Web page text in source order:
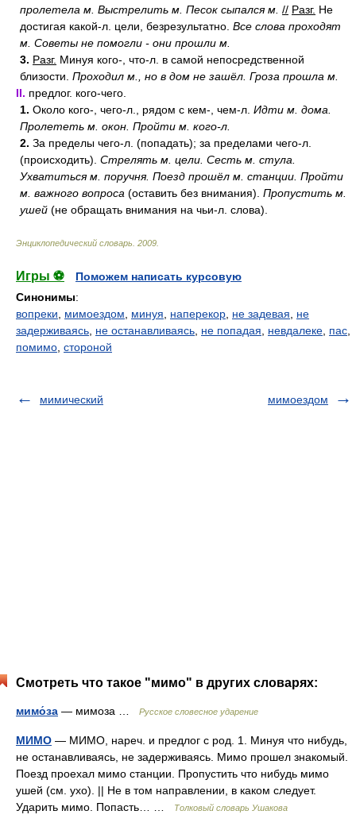
пролетела м. Выстрелить м. Песок сыпался м. // Разг. Не
достигая какой-л. цели, безрезультатно. Все слова проходят
м. Советы не помогли - они прошли м.
3. Разг. Минуя кого-, что-л. в самой непосредственной
близости. Проходил м., но в дом не зашёл. Гроза прошла м.
II. предлог. кого-чего.
1. Около кого-, чего-л., рядом с кем-, чем-л. Идти м. дома.
Пролететь м. окон. Пройти м. кого-л.
2. За пределы чего-л. (попадать); за пределами чего-л.
(происходить). Стрелять м. цели. Сесть м. стула.
Ухватиться м. поручня. Поезд прошёл м. станции. Пройти
м. важного вопроса (оставить без внимания). Пропустить м.
ушей (не обращать внимания на чьи-л. слова).
Энциклопедический словарь 2009
Игры ⚽
Поможем написать курсовую
Синонимы:
вопреки
мимоездом минуя наперекор не задевая
не
задерживаясь не останавливаясь не попадая невдалеке пас
помимо стороной
мимический мимоездом
Смотреть что такое "мимо" в других словарях:
мимо́за — мимоза … Русское словесное ударение
МИМО — МИМО, нареч. и предлог с род. 1. Минуя что нибудь,
не останавливаясь, не задерживаясь. Мимо прошел знакомый.
Поезд проехал мимо станции. Пропустить что нибудь мимо
ушей (см. ухо). || Не в том направлении, в каком следует.
Ударить мимо. Попасть… …
Толковый словарь Ушакова